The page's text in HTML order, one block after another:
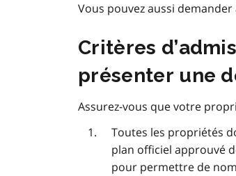
Vous pouvez aussi
Critères
présenter une
Assurez-vous que votre
Toutes les propriétés
plan officiel approuvé
pour permettre de